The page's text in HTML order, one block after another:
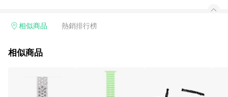
相似商品 熱銷排行榜
相似商品